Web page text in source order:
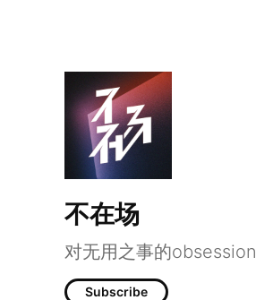
不在场
对无用之事的obsession
Subscribe